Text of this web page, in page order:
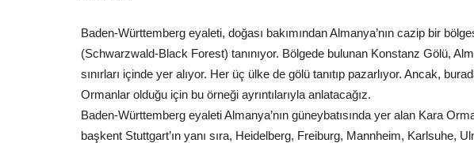
Baden-Württemberg eyaleti, doğası bakımından Almanya’nın cazip bir
(Schwarzwald-Black Forest) tanınıyor. Bölgede bulunan Konstanz Gölü,
sınırları içinde yer alıyor. Her üç ülke de gölü tanıtıp pazarlıyor. Ancak,
Ormanlar olduğu için bu örneği ayrıntılarıyla anlatacağız.
Baden-Württemberg eyaleti Almanya’nın güneybatısında yer alan Kara
başkent Stuttgart’ın yanı sıra, Heidelberg, Freiburg, Mannheim, Karlsuhe,